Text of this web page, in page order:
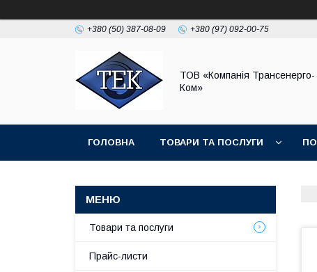
+380 (50) 387-08-09 +380 (97) 092-00-75
ТОВ «Компанія Трансенерго-
Ком»
ГОЛОВНА ТОВАРИ ТА ПОСЛУГИ
Товари та послуги
Прайс-листи